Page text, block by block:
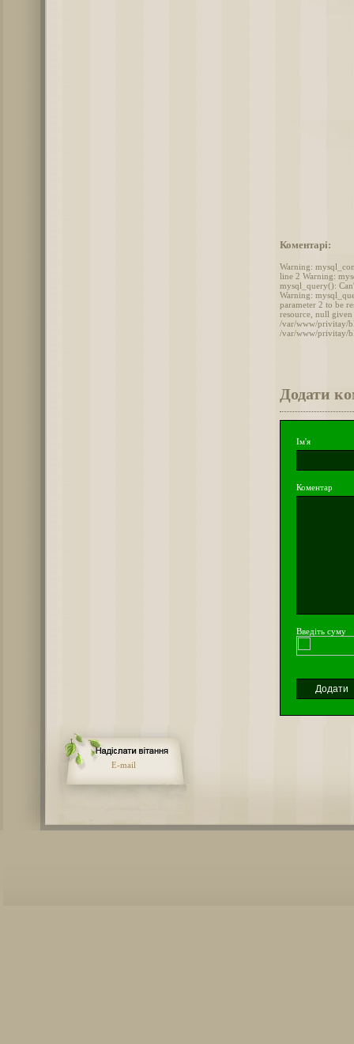
Коментарі:
Warning:
line 2 Warning:
mysql_query():
Warning:
parameter 2 to be
resource, null
/var/www/privitay/
/var/www/privitay/
Додати
Ім'я
Коментар
Введіть суму
E-mail